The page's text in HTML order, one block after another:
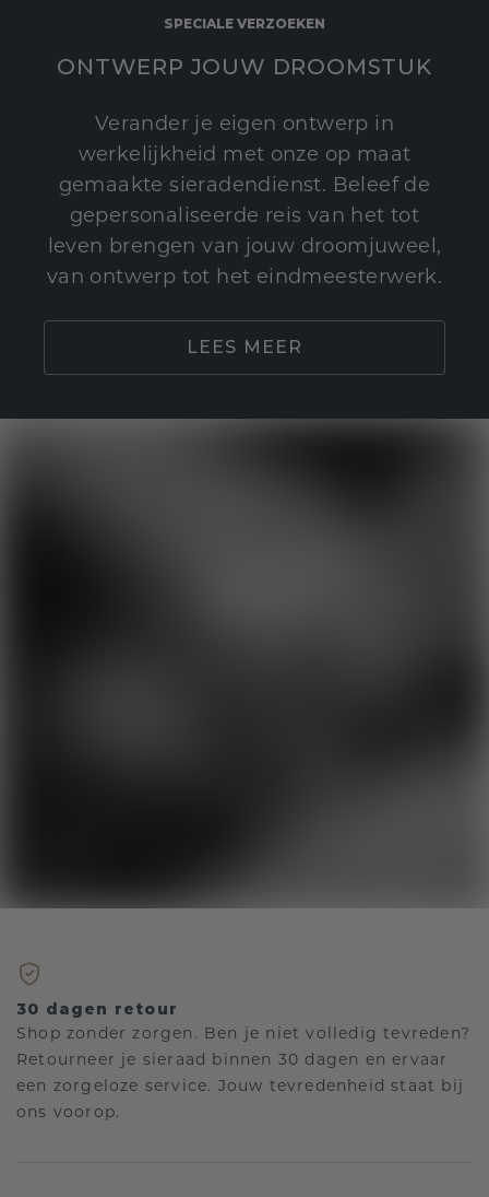
SPECIALE VERZOEKEN
ONTWERP JOUW DROOMSTUK
Verander je eigen ontwerp in
werkelijkheid met onze op maat
gemaakte sieradendienst. Beleef de
gepersonaliseerde reis van het tot
leven brengen van jouw droomjuweel,
van ontwerp tot het eindmeesterwerk.
LEES MEER
30 dagen retour
Shop zonder zorgen. Ben je niet volledig tevreden?
Retourneer je sieraad binnen 30 dagen en ervaar
een zorgeloze service. Jouw tevredenheid staat bij
ons voorop.